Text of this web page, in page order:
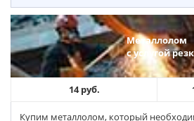
Металлолом
с услугой
14 руб.
Купим металлолом, который